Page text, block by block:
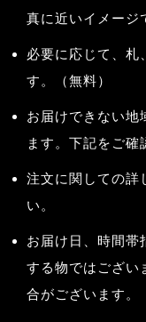
真に近いイメージ
必要に応じて、札
す。（無料）
お届けできない地
ます。下記をご確
注文に関しての詳
い。
お届け日、時間帯
する物ではござい
合がございます。